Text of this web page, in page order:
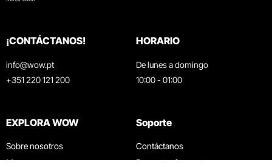
¡CONTÁCTANOS!
info@wow.pt
+351 220 121 200
HORARIO
De lunes a domingo
10:00 - 01:00
EXPLORA WOW
Sobre nosotros
Museos
Soporte
Contáctanos
Preguntas frecuentes